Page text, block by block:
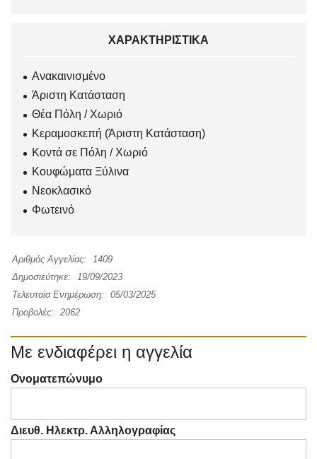
ΧΑΡΑΚΤΗΡΙΣΤΙΚΆ
Ανακαινισμένο
Άριστη Κατάσταση
Θέα Πόλη / Χωριό
Κεραμοσκεπή (Άριστη Κατάσταση)
Κοντά σε Πόλη / Χωριό
Κουφώματα Ξύλινα
Νεοκλασικό
Φωτεινό
Αριθμός Αγγελίας:
1409
Δημοσιεύτηκε:
19/09/2023
Τελευταία Ενημέρωση:
05/03/2025
Προβολές:
2062
Με ενδιαφέρει η αγγελία
Ονοματεπώνυμο
Διευθ. Ηλεκτρ. Αλληλογραφίας